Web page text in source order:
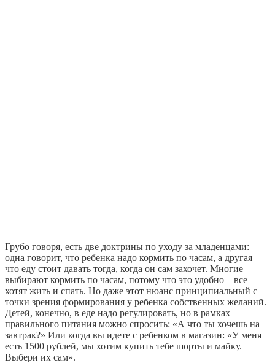
Грубо говоря, есть две доктрины по уходу за младенцами:
одна говорит, что ребенка надо кормить по часам, а другая –
что еду стоит давать тогда, когда он сам захочет. Многие
выбирают кормить по часам, потому что это удобно – все
хотят жить и спать. Но даже этот нюанс принципиальный с
точки зрения формирования у ребенка собственных желаний.
Детей, конечно, в еде надо регулировать, но в рамках
правильного питания можно спросить: «А что ты хочешь на
завтрак?» Или когда вы идете с ребенком в магазин: «У меня
есть 1500 рублей, мы хотим купить тебе шорты и майку.
Выбери их сам».